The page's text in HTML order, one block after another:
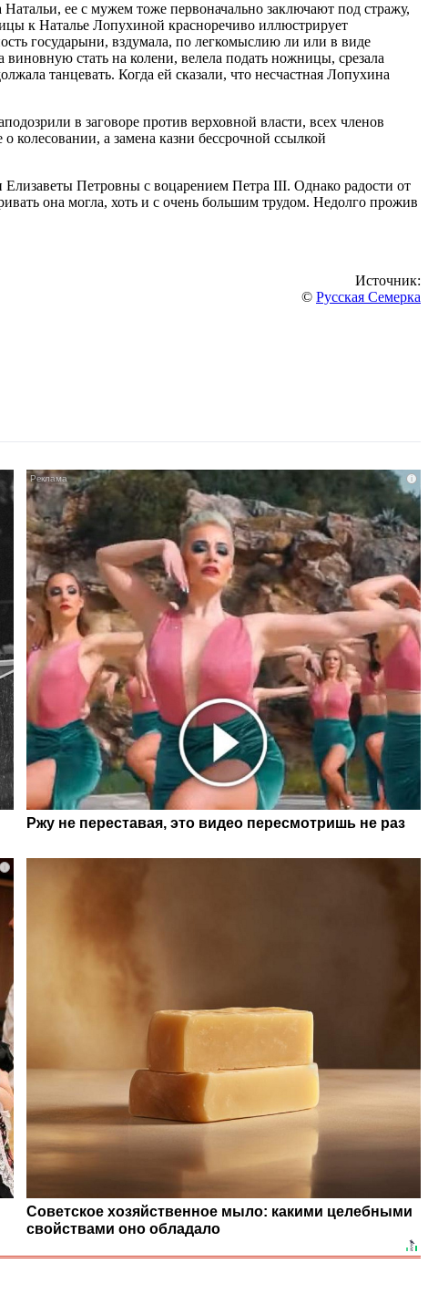
ее с мужем тоже первоначально заключают под стражу,
к Наталье Лопухиной красноречиво иллюстрирует
государыни, вздумала, по легкомыслию ли или в виде
виновную стать на колени, велела подать ножницы, срезала
танцевать. Когда ей сказали, что несчастная Лопухина
в заговоре против верховной власти, всех членов
а замена казни бессрочной ссылкой
Петровны с воцарением Петра III. Однако радости от
она могла, хоть и с очень большим трудом. Недолго прожив
Источник:
© Русская Семерка
i
Ржу не переставая, это видео пересмотришь не раз
i
Советское хозяйственное мыло: какими целебными
свойствами оно обладало